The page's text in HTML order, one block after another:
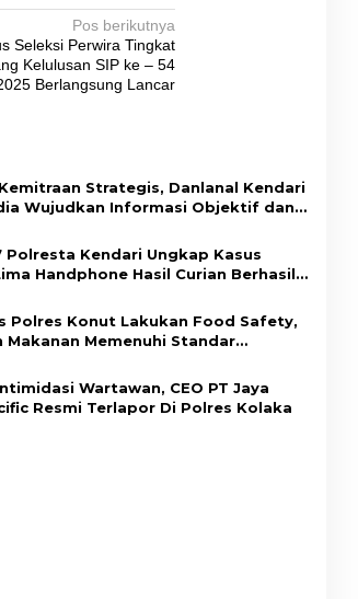
Pos berikutnya
Seleksi Perwira Tingkat
Kelulusan SIP ke – 54
Berlangsung Lancar
Strategis, Danlanal Kendari
Wujudkan Informasi Objektif dan
Polresta Kendari Ungkap Kasus
Handphone Hasil Curian Berhasil
Polres Konut Lakukan Food Safety,
Makanan Memenuhi Standar
Wartawan, CEO PT Jaya
Resmi Terlapor Di Polres Kolaka